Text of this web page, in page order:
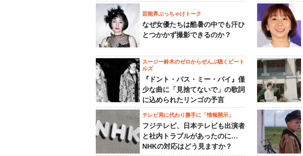
芸能界ぶっちゃけトーク
なぜ女優たちは酷暑の中でも汗ひ
とつかかず撮影できるのか？
スージー鈴木のゼロからぜんぶ聴くビート
ルズ
『ドント・パス・ミー・バイ』僅
少な曲に「見捨てないで」の歌詞
に込められたリンゴの予言
テレビ局に代わり勝手に「情報開示」
フジテレビ、日本テレビも出演者
と社内トラブルがあったのに…
NHKの対応はどう見ますか？